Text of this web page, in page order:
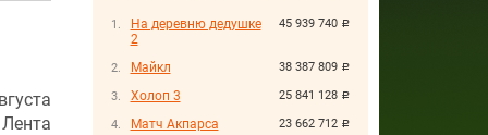
45 939 740 руб.
На деревню дедушке
2
38 387 809 руб.
Майкл
25 841 128 руб.
Холоп 3
23 662 712 руб.
Матч Акпарса